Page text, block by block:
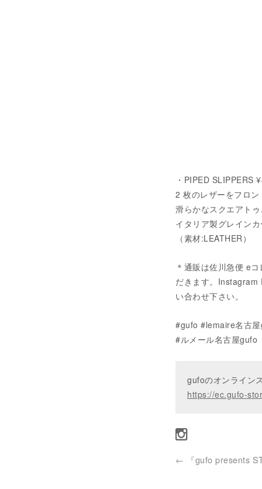
・PIPED SLIPPERS
2 枚のレザーをフロ
滑らかなスクエアト
イタリア製グレイン
（素材:LEATHER）
＊通販は佐川急便 e
だきます。
い合わせ下さい。
#gufo #lemaire名古
#ルメール名古屋gufo
gufoのオンライン
https://ec.gufo-
← 『gufo presents